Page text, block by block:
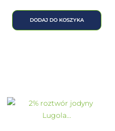
DODAJ DO KOSZYKA